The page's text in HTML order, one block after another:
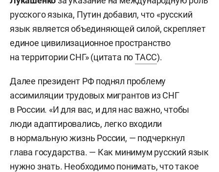
русского языка, Путин добавил, что «русский
язык является объединяющей силой, скрепляет
единое цивилизационное пространство
на территории СНГ» (цитата поТАСС).
Далее президент РФ поднял проблему
ассимиляции трудовых мигрантов из СНГ
в России. «И для вас, и для нас важно, чтобы
люди адаптировались, легко входили
в нормальную жизнь России, — подчеркнул
глава государства. — Как минимум русский язык
нужно знать. Необходимо понимать, что такое